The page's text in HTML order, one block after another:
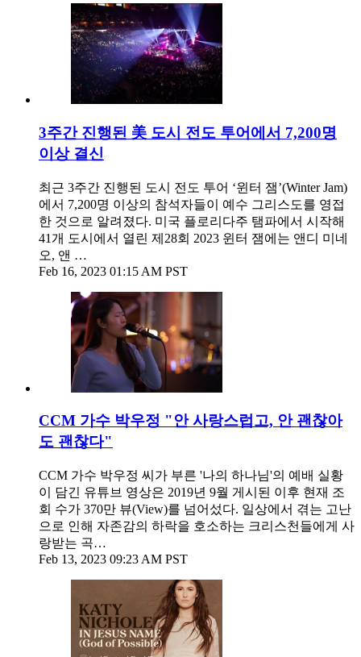
3주간 진행된 美 도시 전도 투어에서 7,200명
이상 결신
최근 3주간 진행된 도시 전도 투어 ‘윈터 잼’(Winter Jam)
에서 7,200명 이상의 참석자들이 예수 그리스도를 영접
한 것으로 알려졌다. 미국 플로리다주 탬파에서 시작해
41개 도시에서 열린 제28회 2023 윈터 잼에는 앤디 미네
오, 앤 …
Feb 16, 2023 01:15 AM PST
CCM 가수 박우정 "안 사랑스럽고, 안 괜찮아
도 괜찮다"
CCM 가수 박우정 씨가 부른 '나의 하나님'의 예배 실황
이 담긴 유튜브 영상은 2019년 9월 게시된 이후 현재 조
회 수가 370만 뷰(View)를 넘어섰다. 일상에서 겪는 고난
으로 인해 자존감의 하락을 호소하는 크리스천들에게 사
랑받는 곡…
Feb 13, 2023 09:23 AM PST